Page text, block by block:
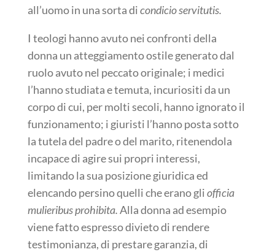
all’uomo in una sorta dicondicio servitutis.
I teologi hanno avuto nei confronti della
donna un atteggiamento ostile generato dal
ruolo avuto nel peccato originale; i medici
l’hanno studiata e temuta, incuriositi da un
corpo di cui, per molti secoli, hanno ignorato il
funzionamento; i giuristi l’hanno posta sotto
la tutela del padre o del marito, ritenendola
incapace di agire sui propri interessi,
limitando la sua posizione giuridica ed
elencando persino quelli che erano gliofficia
mulieribus prohibita.Alla donna ad esempio
viene fatto espresso divieto di rendere
testimonianza, di prestare garanzia, di